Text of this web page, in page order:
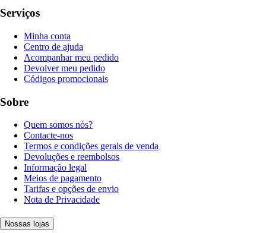
Serviços
Minha conta
Centro de ajuda
Acompanhar meu pedido
Devolver meu pedido
Códigos promocionais
Sobre
Quem somos nós?
Contacte-nos
Termos e condições gerais de venda
Devoluções e reembolsos
Informação legal
Meios de pagamento
Tarifas e opções de envio
Nota de Privacidade
Nossas lojas